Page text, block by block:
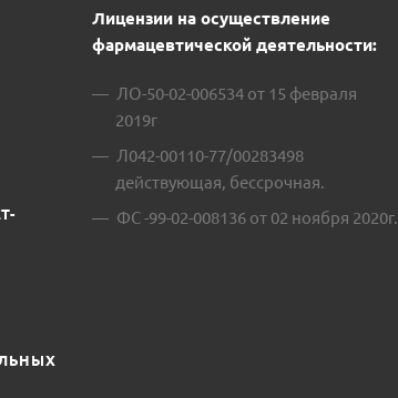
Лицензии на осуществление
фармацевтической деятельности:
ЛО-50-02-006534 от 15 февраля
2019г
Л042-00110-77/00283498
действующая, бессрочная.
ФС -99-02-008136 от 02 ноября 2020г.